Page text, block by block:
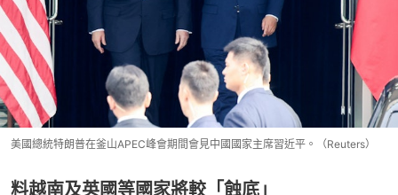
美國總統特朗普在釜山APEC峰會期間會見中國國家主席習近平。（Reuters）
料越南及英國等國家將較「蝕底」